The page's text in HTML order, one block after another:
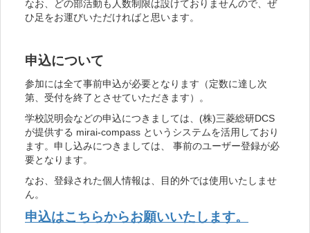
なお、どの部活動も人数制限は設けておりませんので、ぜ
ひ足をお運びいただければと思います。
申込について
参加には全て事前申込が必要となります（定数に達し次
第、受付を終了とさせていただきます）。
学校説明会などの申込につきましては、(株)三菱総研DCS
が提供する mirai-compass というシステムを活用しており
ます。申し込みにつきましては、 事前のユーザー登録が必
要となります。
なお、登録された個人情報は、目的外では使用いたしませ
ん。
申込はこちらからお願いいたします。